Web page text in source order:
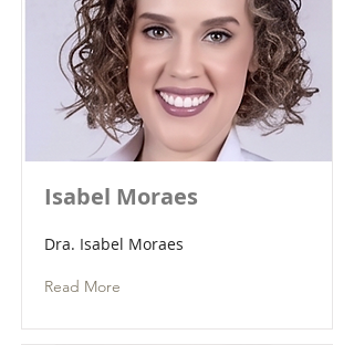
Isabel Moraes
Dra. Isabel Moraes
Read More